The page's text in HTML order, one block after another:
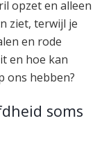
opzet en alleen
ziet, terwijl je
en rode
en hoe kan
ons hebben?
soms